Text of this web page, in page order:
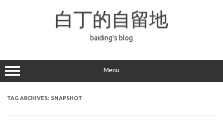
白丁的自留地
baiding's blog
Menu
TAG ARCHIVES: SNAPSHOT